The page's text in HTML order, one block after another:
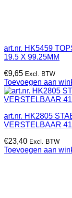
art.nr. HK5459
19.5 X 99.25MM
€9,65 Excl. BTW
Toevoegen aan
art.nr. HK2805
VERSTELBAAR
€23,40 Excl. BTW
Toevoegen aan